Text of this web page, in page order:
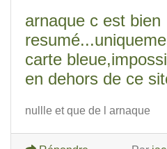
arnaque c est bien
carte
en dehors de ce
nullle et que de l arnaque